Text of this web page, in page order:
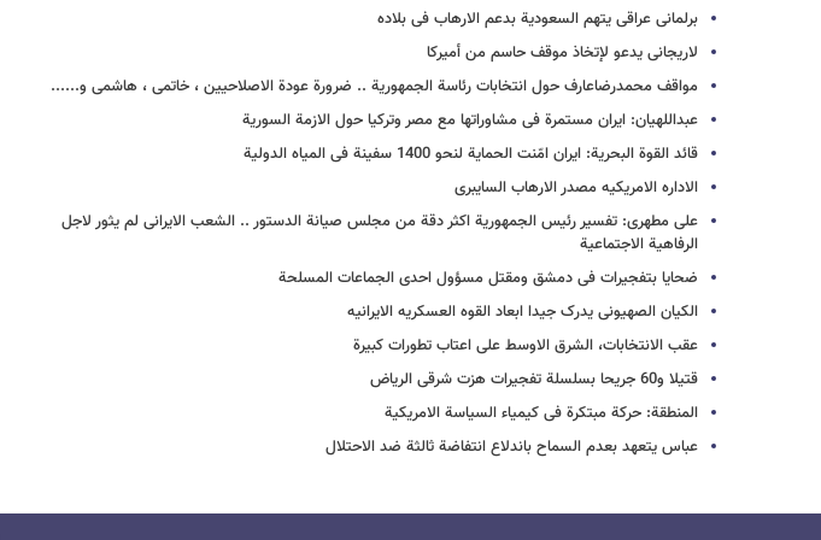
برلمانی عراقی یتهم السعودیة بدعم الارهاب فی بلاده
لاریجانی یدعو لإتخاذ موقف حاسم من أمیرکا
مواقف محمدرضاعارف حول انتخابات رئاسة الجمهوریة .. ضرورة عودة الاصلاحیین ، خاتمی ، هاشمی و......
عبداللهیان: ایران مستمرة فی مشاوراتها مع مصر وترکیا حول الازمة السوریة
قائد القوة البحریة: ایران امّنت الحمایة لنحو 1400 سفینة فی المیاه الدولیة
الاداره الامریکیه مصدر الارهاب السایبری
علی مطهری: تفسیر رئیس الجمهوریة اکثر دقة من مجلس صیانة الدستور .. الشعب الایرانی لم یثور لاجل
الرفاهیة الاجتماعیة
ضحایا بتفجیرات فی دمشق ومقتل مسؤول احدى الجماعات المسلحة
الکیان الصهیونی یدرک جیدا ابعاد القوه العسکریه الایرانیه
عقب الانتخابات، الشرق الاوسط على اعتاب تطورات کبیرة
قتیلا و60 جریحا بسلسلة تفجیرات هزت شرقی الریاض
المنطقة: حرکة مبتکرة فی کیمیاء السیاسة الامریکیة
عباس یتعهد بعدم السماح باندلاع انتفاضة ثالثة ضد الاحتلال